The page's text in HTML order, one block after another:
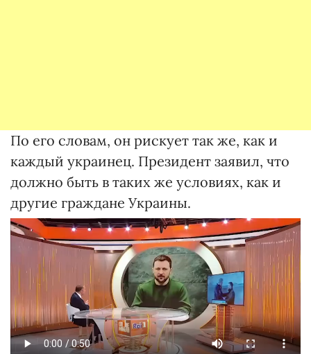
По его словам, он рискует так же, как и
каждый украинец. Президент заявил, что
должно быть в таких же условиях, как и
другие граждане Украины.